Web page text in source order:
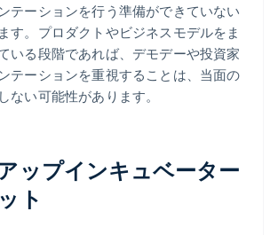
テーションを行う準備ができていない
す。プロダクトやビジネスモデルをま
いる段階であれば、デモデーや投資家
テーションを重視することは、当面の
ない可能性があります。
ップインキュベーター
ト